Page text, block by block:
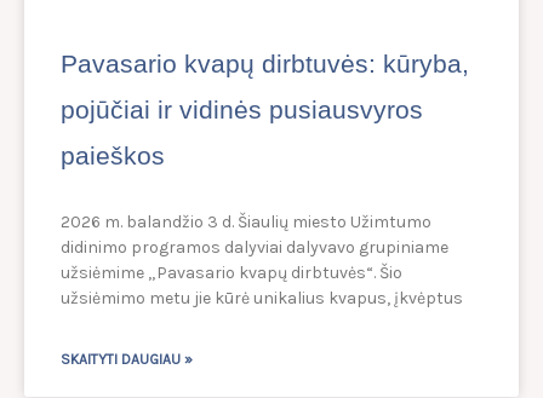
Pavasario kvapų dirbtuvės: kūryba,
pojūčiai ir vidinės pusiausvyros
paieškos
2026 m. balandžio 3 d. Šiaulių miesto Užimtumo
didinimo programos dalyviai dalyvavo grupiniame
užsiėmime „Pavasario kvapų dirbtuvės“. Šio
užsiėmimo metu jie kūrė unikalius kvapus, įkvėptus
SKAITYTI DAUGIAU »